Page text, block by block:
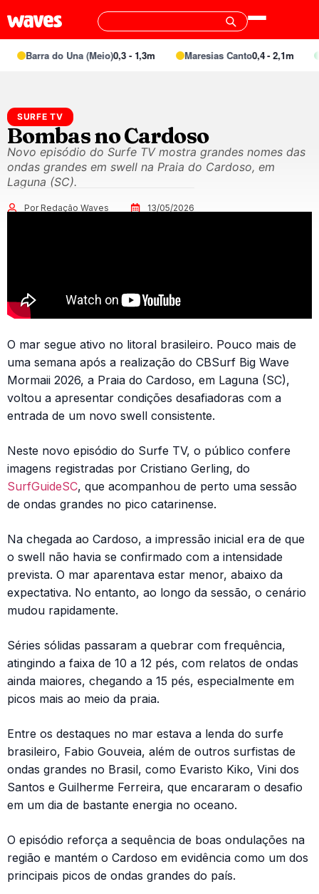
Barra do Una (Meio)0,3 - 1,3m Maresias Canto0,4 - 2,1m
SURFE TV
Bombas no Cardoso
Novo episódio do Surfe TV mostra grandes nomes das
ondas grandes em swell na Praia do Cardoso, em
Laguna (SC).
Por Redação Waves 13/05/2026
O mar segue ativo no litoral brasileiro. Pouco mais de
uma semana após a realização do CBSurf Big Wave
Mormaii 2026, a Praia do Cardoso, em Laguna (SC),
voltou a apresentar condições desafiadoras com a
entrada de um novo swell consistente.
Neste novo episódio do Surfe TV, o público confere
imagens registradas por Cristiano Gerling, do
SurfGuideSC, que acompanhou de perto uma sessão
de ondas grandes no pico catarinense.
Na chegada ao Cardoso, a impressão inicial era de que
o swell não havia se confirmado com a intensidade
prevista. O mar aparentava estar menor, abaixo da
expectativa. No entanto, ao longo da sessão, o cenário
mudou rapidamente.
Séries sólidas passaram a quebrar com frequência,
atingindo a faixa de 10 a 12 pés, com relatos de ondas
ainda maiores, chegando a 15 pés, especialmente em
picos mais ao meio da praia.
Entre os destaques no mar estava a lenda do surfe
brasileiro, Fabio Gouveia, além de outros surfistas de
ondas grandes no Brasil, como Evaristo Kiko, Vini dos
Santos e Guilherme Ferreira, que encararam o desafio
em um dia de bastante energia no oceano.
O episódio reforça a sequência de boas ondulações na
região e mantém o Cardoso em evidência como um dos
principais picos de ondas grandes do país.